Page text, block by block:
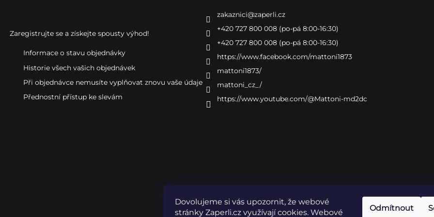
Dovolujeme si vás upozornit, že webové
stránky Zaperli.cz využívají cookies. Webové
Odmítnout
Zaregistrujte se a získejte spousty výhod!
Informace o stavu objednávky
Historie všech vašich objednávek
Při objednávce nemusíte vyplňovat znovu vaše údaje
Přednostní přístup ke slevám
zakaznici@zaperli.cz
+420 727 800 008 (po-pá 8:00-16:30)
+420 727 800 008 (po-pá 8:00-16:30)
https://www.facebook.com/mattoni1873
mattoni1873/
mattoni_cz_/
https://www.youtube.com/@Mattoni-md2dc